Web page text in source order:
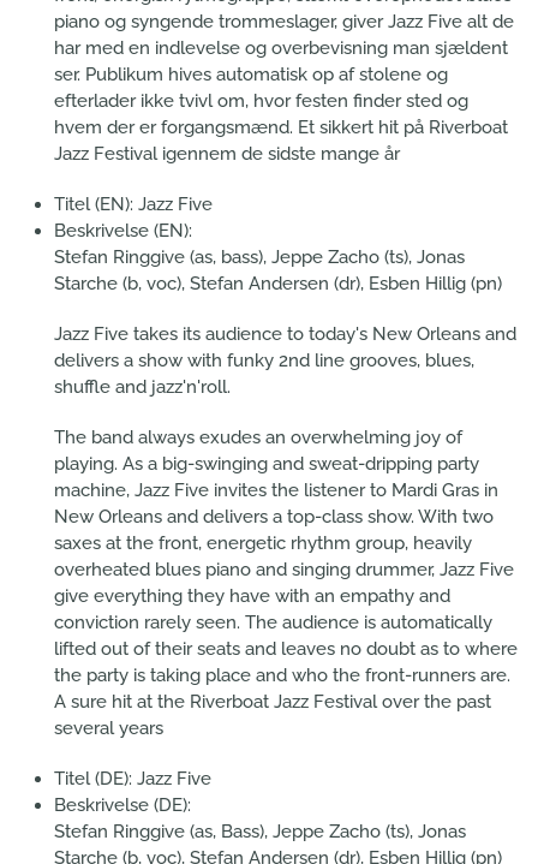
piano og syngende trommeslager, giver Jazz Five alt de
har med en indlevelse og overbevisning man sjældent
ser. Publikum hives automatisk op af stolene og
efterlader ikke tvivl om, hvor festen finder sted og
hvem der er forgangsmænd. Et sikkert hit på Riverboat
Jazz Festival igennem de sidste mange år
Titel (EN): Jazz Five
Beskrivelse (EN):
Stefan Ringgive (as, bass), Jeppe Zacho (ts), Jonas
Starche (b, voc), Stefan Andersen (dr), Esben Hillig (pn)
Jazz Five takes its audience to today's New Orleans and
delivers a show with funky 2nd line grooves, blues,
shuffle and jazz'n'roll.
The band always exudes an overwhelming joy of
playing. As a big-swinging and sweat-dripping party
machine, Jazz Five invites the listener to Mardi Gras in
New Orleans and delivers a top-class show. With two
saxes at the front, energetic rhythm group, heavily
overheated blues piano and singing drummer, Jazz Five
give everything they have with an empathy and
conviction rarely seen. The audience is automatically
lifted out of their seats and leaves no doubt as to where
the party is taking place and who the front-runners are.
A sure hit at the Riverboat Jazz Festival over the past
several years
Titel (DE): Jazz Five
Beskrivelse (DE):
Stefan Ringgive (as, Bass), Jeppe Zacho (ts), Jonas
Starche (b, voc), Stefan Andersen (dr), Esben Hillig (pn)